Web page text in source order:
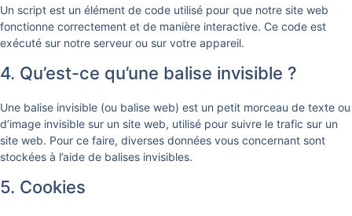
Un script est un élément de code utilisé pour que notre site web
fonctionne correctement et de manière interactive. Ce code est
exécuté sur notre serveur ou sur votre appareil.
4. Qu’est-ce qu’une balise invisible ?
Une balise invisible (ou balise web) est un petit morceau de texte ou
d’image invisible sur un site web, utilisé pour suivre le trafic sur un
site web. Pour ce faire, diverses données vous concernant sont
stockées à l’aide de balises invisibles.
5. Cookies